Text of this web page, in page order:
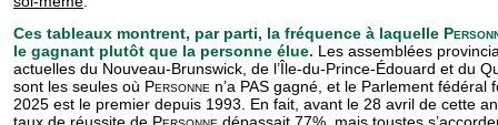
Ces tableaux montrent, par parti, la fréquence à laquelle
le gagnant plutôt que la personne élue. Les assemblées
actuelles du Nouveau-Brunswick, de l’Île-du-Prince-Édouard et du
sont les seules où Personne n’a PAS gagné, et le Parlement fédéral
2025 est le premier depuis 1993. En fait, avant le 28 avril de cette